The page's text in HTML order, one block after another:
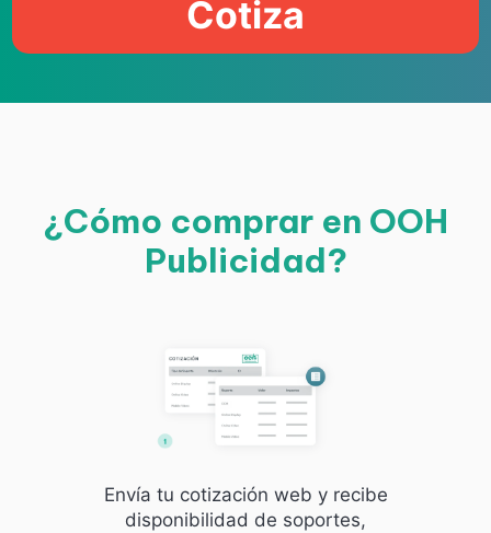
Cotiza
¿Cómo comprar en OOH
Publicidad?
Envía tu cotización web y recibe
disponibilidad de soportes,